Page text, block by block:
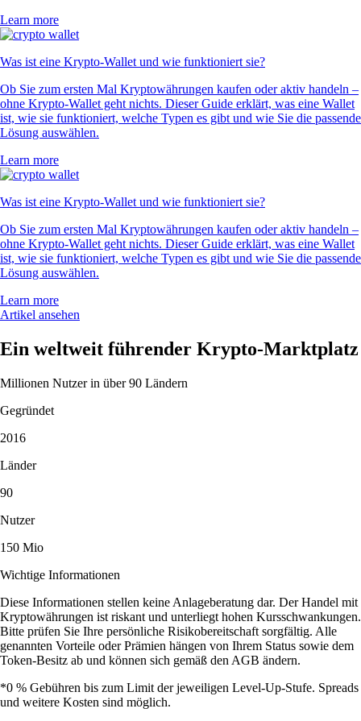
Learn more
Was ist eine Krypto-Wallet und wie funktioniert sie?
Ob Sie zum ersten Mal Kryptowährungen kaufen oder aktiv handeln –
ohne Krypto-Wallet geht nichts. Dieser Guide erklärt, was eine Wallet
ist, wie sie funktioniert, welche Typen es gibt und wie Sie die passende
Lösung auswählen.
Learn more
Was ist eine Krypto-Wallet und wie funktioniert sie?
Ob Sie zum ersten Mal Kryptowährungen kaufen oder aktiv handeln –
ohne Krypto-Wallet geht nichts. Dieser Guide erklärt, was eine Wallet
ist, wie sie funktioniert, welche Typen es gibt und wie Sie die passende
Lösung auswählen.
Learn more
Artikel ansehen
Ein weltweit führender Krypto-Marktplatz
Millionen Nutzer in über 90 Ländern
Gegründet
2016
Länder
90
Nutzer
150 Mio
Wichtige Informationen
Diese Informationen stellen keine Anlageberatung dar. Der Handel mit
Kryptowährungen ist riskant und unterliegt hohen Kursschwankungen.
Bitte prüfen Sie Ihre persönliche Risikobereitschaft sorgfältig. Alle
genannten Vorteile oder Prämien hängen von Ihrem Status sowie dem
Token-Besitz ab und können sich gemäß den AGB ändern.
*0 % Gebühren bis zum Limit der jeweiligen Level-Up-Stufe. Spreads
und weitere Kosten sind möglich.